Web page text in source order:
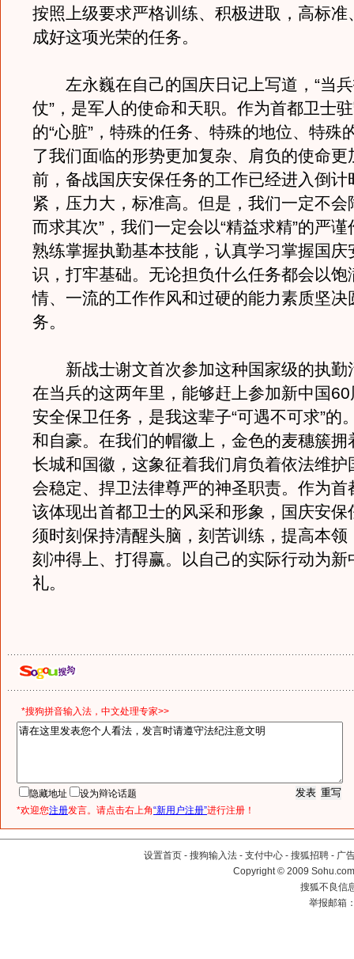
按照上级要求严格训练、积极进取，高标准
成好这项光荣的任务。
左永巍在自己的国庆日记上写道，“当兵
仗”，是军人的使命和天职。作为首都卫士
的“心脏”，特殊的任务、特殊的地位、特殊
了我们面临的形势更加复杂、肩负的使命更
前，备战国庆安保任务的工作已经进入倒计
紧，压力大，标准高。但是，我们一定不会
而求其次”，我们一定会以“精益求精”的严
熟练掌握执勤基本技能，认真学习掌握国庆
识，打牢基础。无论担负什么任务都会以饱
情、一流的工作作风和过硬的能力素质坚决
务。
新战士谢文首次参加这种国家级的执勤
在当兵的这两年里，能够赶上参加新中国
安全保卫任务，是我这辈子“可遇不可求”的
和自豪。在我们的帽徽上，金色的麦穗簇拥
长城和国徽，这象征着我们肩负着依法维护
会稳定、捍卫法律尊严的神圣职责。作为首
该体现出首都卫士的风采和形象，国庆安保
须时刻保持清醒头脑，刻苦训练，提高本领
刻冲得上、打得赢。以自己的实际行动为新
礼。
*搜狗拼音输入法，中文处理专家>>
隐藏地址
设为辩论话题
*欢迎您注册发言。请点击右上角“新用户注册”进行注册！
设置首页 - 搜狗输入法 - 支付中心 - 搜狐招聘 - 广
Copyright © 2009
搜狐不良信
举报邮箱